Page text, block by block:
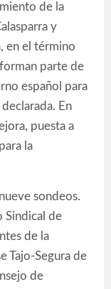
de la
y
en el término
parte de
español para
En
puesta a
la
sondeos.
Sindical de
de la
Tajo-Segura de
de